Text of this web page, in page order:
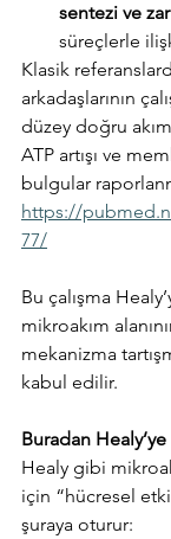
sentezi ve zar
süreçlerle
Klasik
arkadaşlarının
düzey doğru
ATP artışı ve
bulgular
https://
77/
Bu çalışma
mikroakım
mekanizma
kabul edilir.
Buradan
Healy gibi
için “hücresel
şuraya oturur: